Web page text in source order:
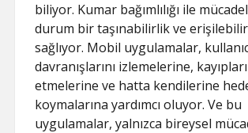
biliyor. Kumar bağımlılığı ile
durum bir taşınabilirlik ve
sağlıyor. Mobil uygulamalar,
davranışlarını izlemelerine,
etmelerine ve hatta kendilerine
koymalarına yardımcı oluyor. Ve bu
uygulamalar, yalnızca bireysel